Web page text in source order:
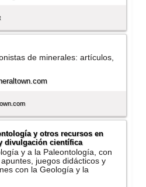
de minerales: artí­culos,
y otros recursos en
divulgación cientí­fica
y a la Paleontologí­a, con
juegos didácticos y
con la Geologí­a y la